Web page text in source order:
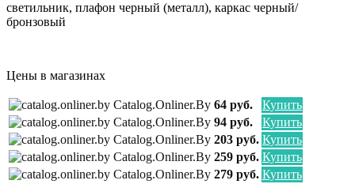
светильник, плафон черный (металл), каркас черный/
бронзовый
Цены в магазинах
Catalog.onliner.by 64 руб.
Купить
Catalog.onliner.by 94 руб.
Купить
Catalog.onliner.by 203 руб. Купить
Catalog.onliner.by 259 руб. Купить
Catalog.onliner.by 279 руб. Купить